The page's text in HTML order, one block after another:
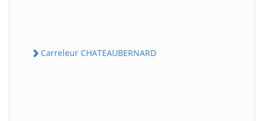
Carreleur CHATEAUBERNARD